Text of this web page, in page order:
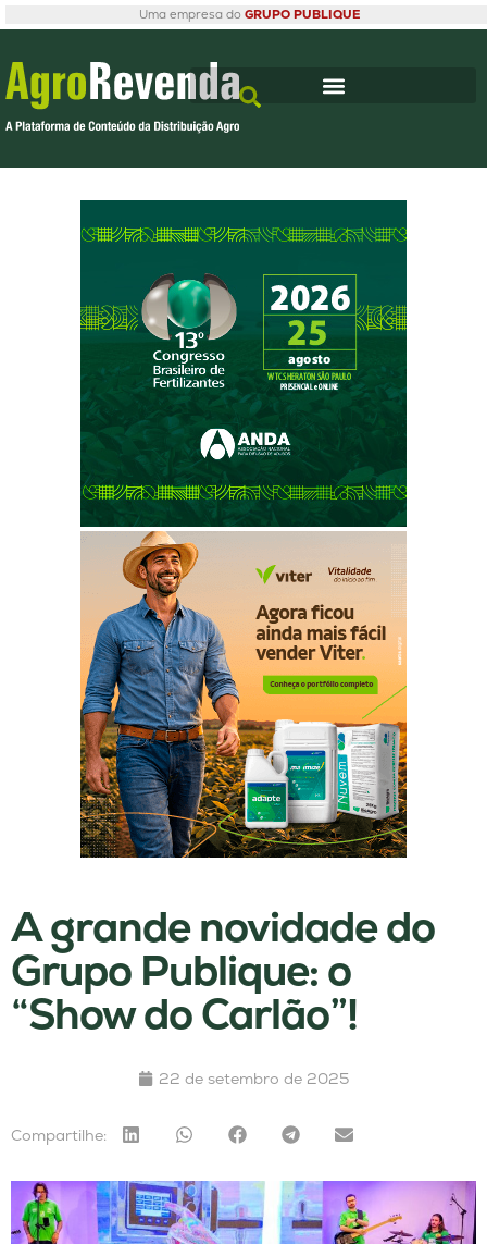
Uma empresa do GRUPO PUBLIQUE
A grande novidade do
Grupo Publique: o
“Show do Carlão”!
22 de setembro de 2025
Compartilhe: